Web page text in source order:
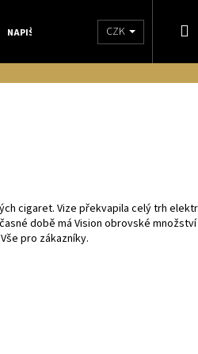
NAPIŠTE NÁM OBCHODNÍ PODMÍNKY
CZK
cigaret. Vize překvapila celý trh
době má Vision obrovské
pro zákazníky.